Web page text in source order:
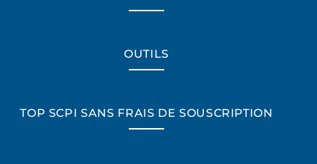
OUTILS
TOP SCPI SANS FRAIS DE SOUSCRIPTION